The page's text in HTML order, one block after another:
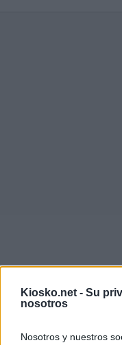
Kiosko.net - Su
nosotros
Nosotros y nuestros